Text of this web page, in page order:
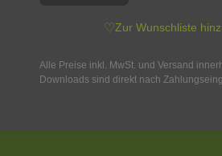
♡Zur Wunschliste
Alle Preise inkl. MwSt. und Versand
Downloads sind direkt nach